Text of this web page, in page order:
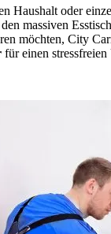
Haushalt oder
massiven
möchten, City
für einen